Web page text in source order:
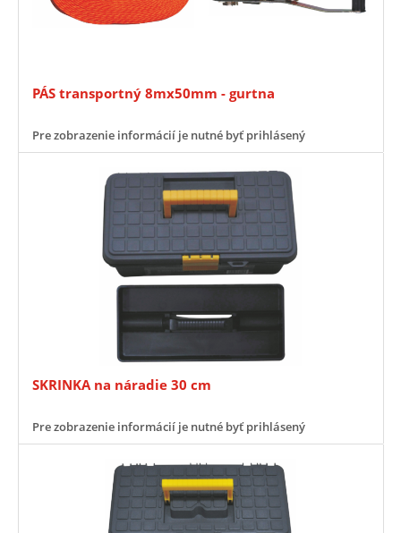
PÁS transportný 8mx50mm - gurtna
Pre zobrazenie informácií je nutné byť prihlásený
SKRINKA na náradie 30 cm
Pre zobrazenie informácií je nutné byť prihlásený